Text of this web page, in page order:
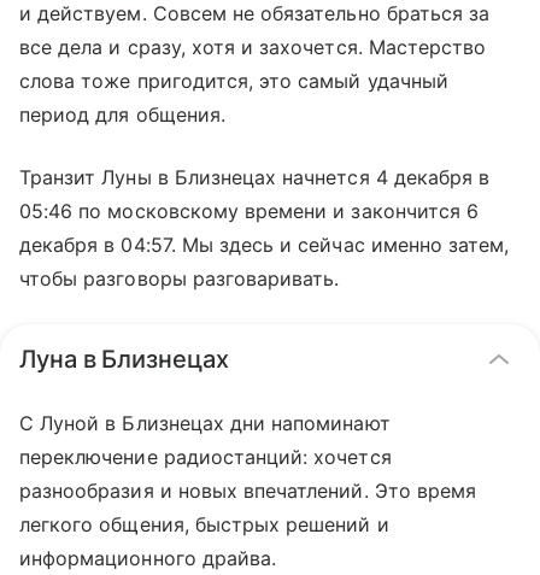
и действуем. Совсем не обязательно браться за
все дела и сразу, хотя и захочется. Мастерство
слова тоже пригодится, это самый удачный
период для общения.
Транзит Луны в Близнецах начнется 4 декабря в
05:46 по московскому времени и закончится 6
декабря в 04:57. Мы здесь и сейчас именно затем,
чтобы разговоры разговаривать.
Луна в Близнецах
С Луной в Близнецах дни напоминают
переключение радиостанций: хочется
разнообразия и новых впечатлений. Это время
легкого общения, быстрых решений и
информационного драйва.